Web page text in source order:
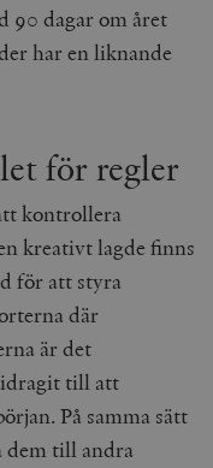
90 dagar om året
har en liknande
för regler
kontrollera
kreativt lagde finns
för att styra
där
är det
till att
På samma sätt
dem till andra